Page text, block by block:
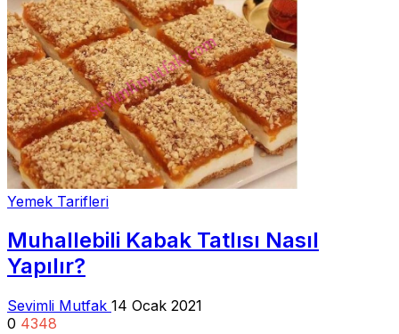
Yemek Tarifleri
Muhallebili Kabak Tatlısı Nasıl
Yapılır?
Sevimli Mutfak 14 Ocak 2021
0 4348